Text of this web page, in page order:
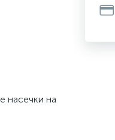
насечки на